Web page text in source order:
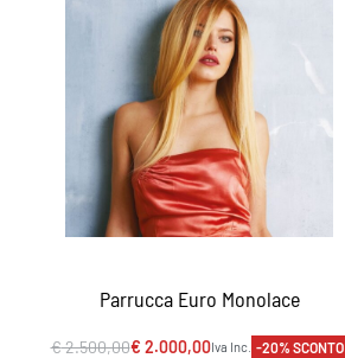
Parrucca Euro Monolace
€2.500,00€ 2.000,00Iva Inc. -20% SCONTO